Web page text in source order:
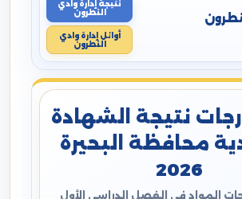
نتيجة إدارة وادي
النطرون
أوائل إدارة وادي
النطرون
نتيجة الشهادة
محافظة البحيرة
2026
المواد في الفصل الدراسي الأول